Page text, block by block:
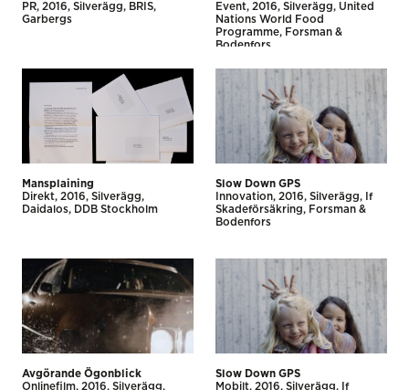
PR 2016 Silverägg
BRIS
Garbergs
Event 2016 Silverägg
United
Nations World Food
Programme
Forsman &
Bodenfors
Mansplaining
Direkt 2016
Silverägg
Daidalos
DDB Stockholm
Slow Down GPS
Innovation 2016 Silverägg
If
Skadeförsäkring
Forsman &
Bodenfors
Avgörande Ögonblick
Onlinefilm 2016
Silverägg
Slow Down GPS
Mobilt 2016 Silverägg
If